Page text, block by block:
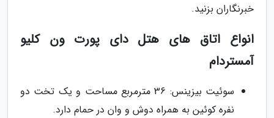
خبرنگاران بزنید.
انواع اتاق های هتل دای پورت ون کلیو
آمستردام
سوئیت بیزینس: 36 مترمربع مساحت و یک تخت دو
نفره کوئین به همراه دوش و وان در حمام دارد.